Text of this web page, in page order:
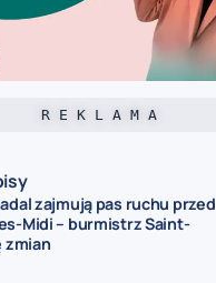
R E K L A M A
zajmują pas ruchu przed
Midi – burmistrz Saint-
zmian